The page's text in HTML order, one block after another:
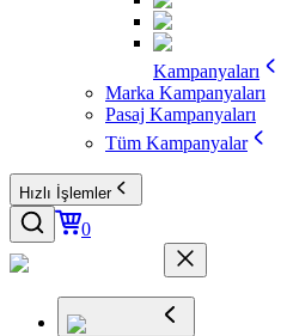
Kampanyaları
Marka Kampanyaları
Pasaj Kampanyaları
Tüm Kampanyalar
Hızlı İşlemler
0